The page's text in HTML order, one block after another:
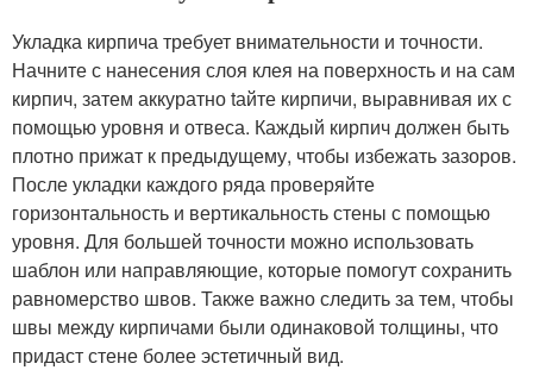
Укладка кирпича требует внимательности и точности.
Начните с нанесения слоя клея на поверхность и на сам
кирпич, затем аккуратно tайте кирпичи, выравнивая их с
помощью уровня и отвеса. Каждый кирпич должен быть
плотно прижат к предыдущему, чтобы избежать зазоров.
После укладки каждого ряда проверяйте
горизонтальность и вертикальность стены с помощью
уровня. Для большей точности можно использовать
шаблон или направляющие, которые помогут сохранить
равномерство швов. Также важно следить за тем, чтобы
швы между кирпичами были одинаковой толщины, что
придаст стене более эстетичный вид.